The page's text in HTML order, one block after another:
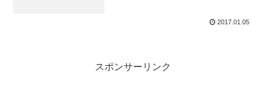
2017.01.05
スポンサーリンク